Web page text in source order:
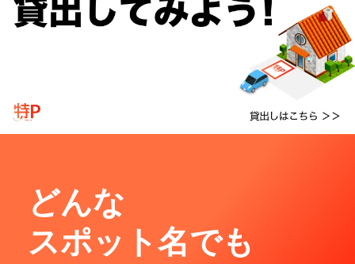
どんな
スポット名でも